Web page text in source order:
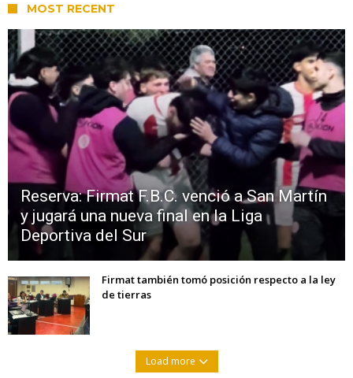
MOST RECENT
Reserva: Firmat F.B.C. venció a San Martín
y jugará una nueva final en la Liga
Deportiva del Sur
Firmat también tomó posición respecto a la ley
de tierras
Load more